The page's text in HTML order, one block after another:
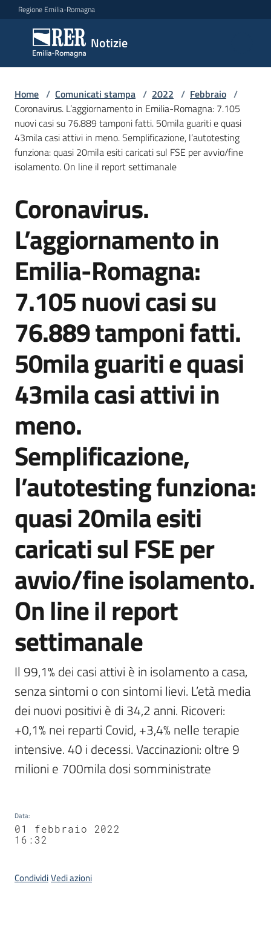
Vai al contenuto
Vai alla navigazione
Vai al footer
Regione Emilia-Romagna
Notizie
Notizie
Comunicati
stampa
Menu selezionato
Cerca
un
comunicato
Risorse
Agenzia
di
informazione
e
comunicazione
Seguici
su
Home / Comunicati stampa / 2022 / Febbraio /
Coronavirus. L’aggiornamento in Emilia-Romagna: 7.105
nuovi casi su 76.889 tamponi fatti. 50mila guariti e quasi
43mila casi attivi in meno. Semplificazione, l’autotesting
funziona: quasi 20mila esiti caricati sul FSE per avvio/fine
isolamento. On line il report settimanale
Salta al contenuto
Coronavirus.
L’aggiornamento in
Emilia-Romagna:
7.105 nuovi casi su
76.889 tamponi fatti.
50mila guariti e quasi
43mila casi attivi in
meno.
Semplificazione,
l’autotesting funziona:
quasi 20mila esiti
caricati sul FSE per
avvio/fine isolamento.
On line il report
settimanale
Il 99,1% dei casi attivi è in isolamento a casa,
senza sintomi o con sintomi lievi. L’età media
dei nuovi positivi è di 34,2 anni. Ricoveri:
+0,1% nei reparti Covid, +3,4% nelle terapie
intensive. 40 i decessi. Vaccinazioni: oltre 9
milioni e 700mila dosi somministrate
Data:
01 febbraio 2022
16:32
CondividiVedi azioni